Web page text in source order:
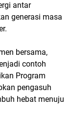
antar
generasi masa
bersama,
contoh
Program
pengasuh
hebat menuju